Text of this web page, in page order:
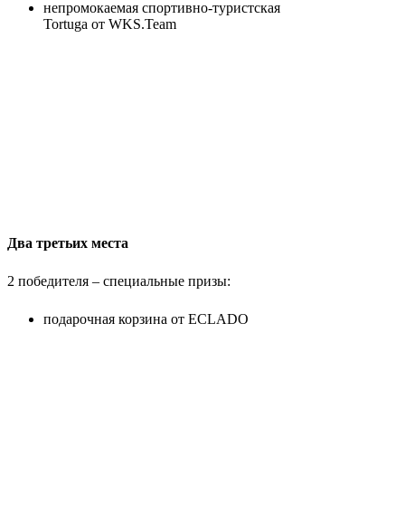
непромокаемая cпортивно-туристская
Tortuga от WKS.Team
Два третьих места
2 победителя – специальные призы:
подарочная корзина от ECLADO